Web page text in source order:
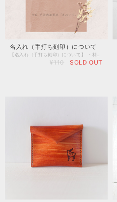
名入れ（手打ち刻印）について
¥110 SOLD OUT